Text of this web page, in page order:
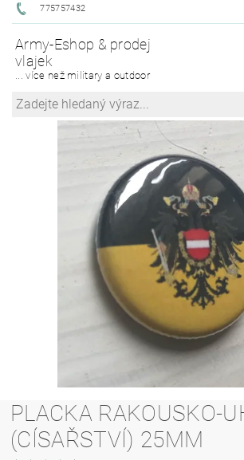
775757432
Army-Eshop & prodej
vlajek
... více než military a outdoor
PLACKA RAKOUSKO-
(CÍSAŘSTVÍ) 25MM